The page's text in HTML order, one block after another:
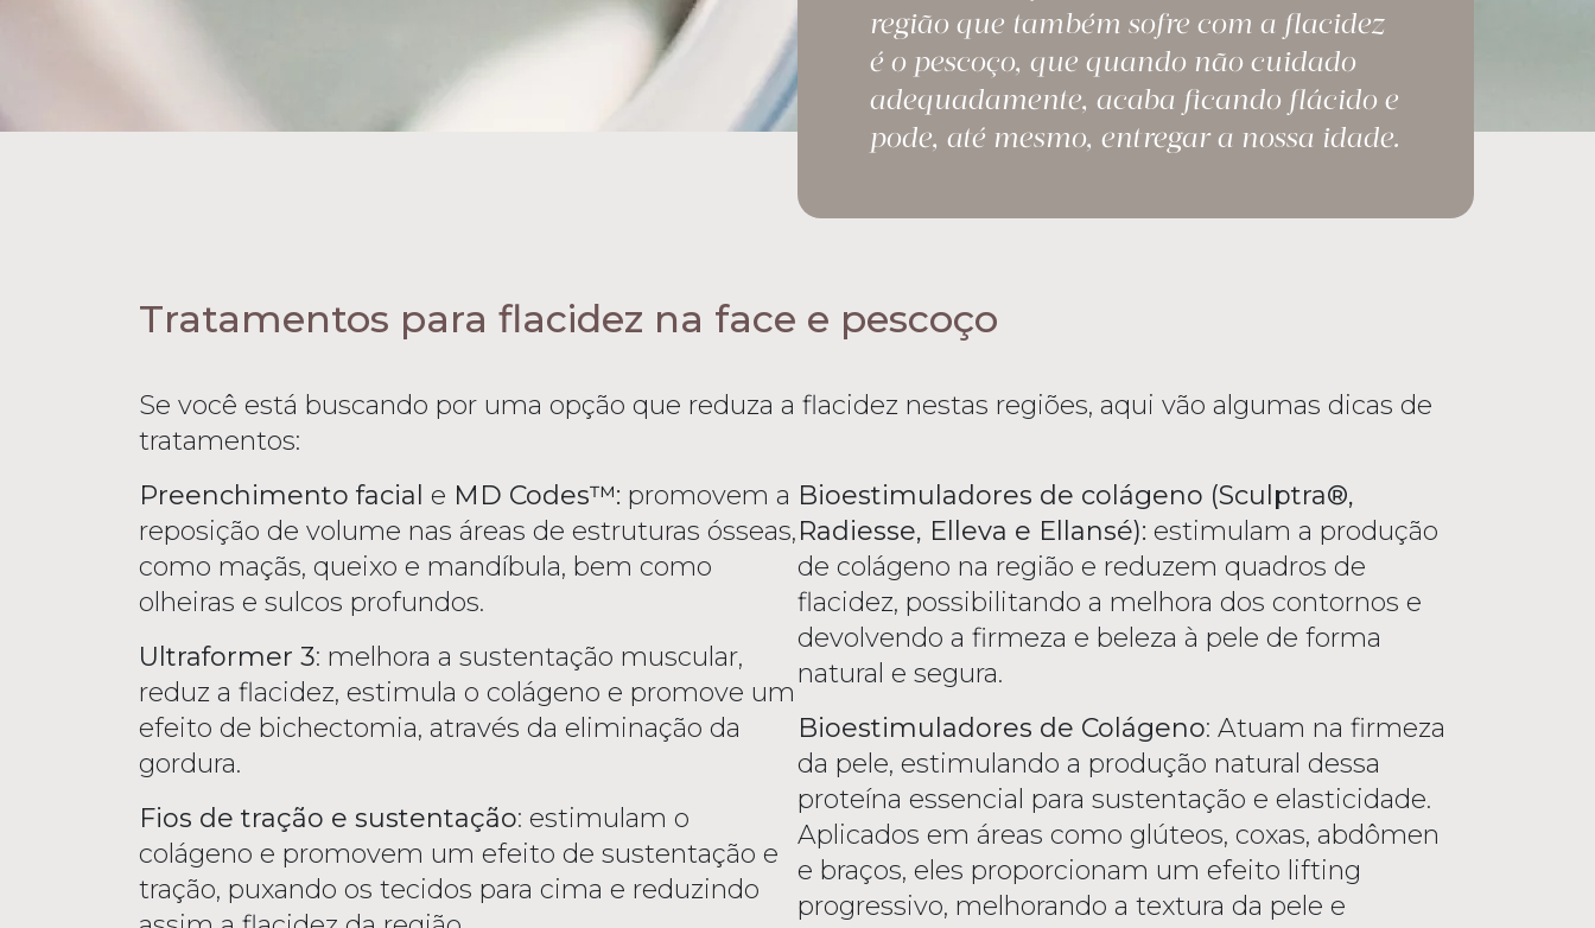
região que também sofre com a flacidez
é o pescoço, que quando não cuidado
adequadamente, acaba ficando flácido e
pode, até mesmo, entregar a nossa idade.
Tratamentos para flacidez na face e pescoço
Se você está buscando por uma opção que reduza a flacidez nestas regiões, aqui vão algumas dicas de
tratamentos:
Preenchimento facial e MD Codes™: promovem a
reposição de volume nas áreas de estruturas ósseas,
como maçãs, queixo e mandíbula, bem como
olheiras e sulcos profundos.
Ultraformer 3: melhora a sustentação muscular,
reduz a flacidez, estimula o colágeno e promove um
efeito de bichectomia, através da eliminação da
gordura.
Fios de tração e sustentação: estimulam o
colágeno e promovem um efeito de sustentação e
tração, puxando os tecidos para cima e reduzindo
Bioestimuladores de colágeno (Sculptra®,
Radiesse, Elleva e Ellansé): estimulam a produção
de colágeno na região e reduzem quadros de
flacidez, possibilitando a melhora dos contornos e
devolvendo a firmeza e beleza à pele de forma
natural e segura.
Bioestimuladores de Colágeno: Atuam na firmeza
da pele, estimulando a produção natural dessa
proteína essencial para sustentação e elasticidade.
Aplicados em áreas como glúteos, coxas, abdômen
e braços, eles proporcionam um efeito lifting
progressivo, melhorando a textura da pele e